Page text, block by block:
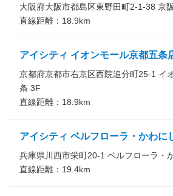
大阪府大阪市都島区東野田町2-1-38 京
直線距離： 18.9km
アイシティ イオンモール京都五条
京都府京都市右京区西院追分町25-1 イ
条 3F
直線距離： 18.9km
アイシティ ベルフローラ・かわに
兵庫県川西市栄町20-1 ベルフローラ・
直線距離： 19.4km